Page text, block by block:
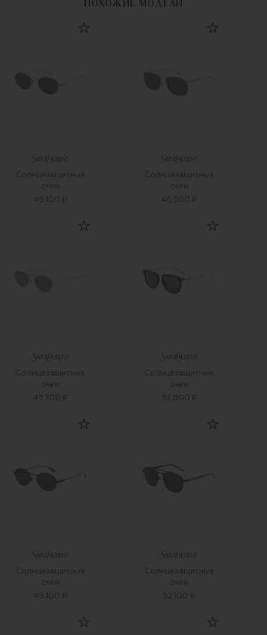
ПОХОЖИЕ МОДЕЛИ
Солнцезащитные
очки
49 100 ₽
Солнцезащитные
очки
46 500 ₽
Солнцезащитные
очки
45 700 ₽
Солнцезащитные
очки
52 800 ₽
Солнцезащитные
очки
49 100 ₽
Солнцезащитные
очки
52 100 ₽